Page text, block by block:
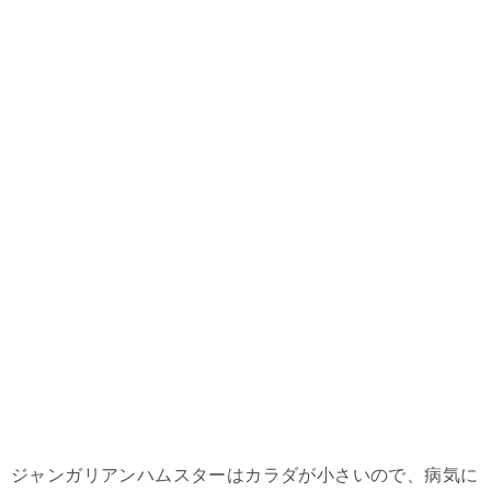
ジャンガリアンハムスターはカラダが小さいので、病気に